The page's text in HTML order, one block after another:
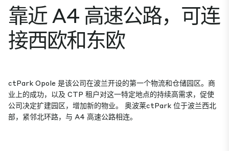
靠近 A4 高速公路，可连
接西欧和东欧
ctPark Opole 是该公司在波兰开设的第一个物流和仓储园区。商
业上的成功，以及 CTP 租户对这一特定地点的持续高需求，促使
公司决定扩建园区，增加新的物业。 奥波莱ctPark 位于波兰西北
部，紧邻北环路，与 A4 高速公路相连。